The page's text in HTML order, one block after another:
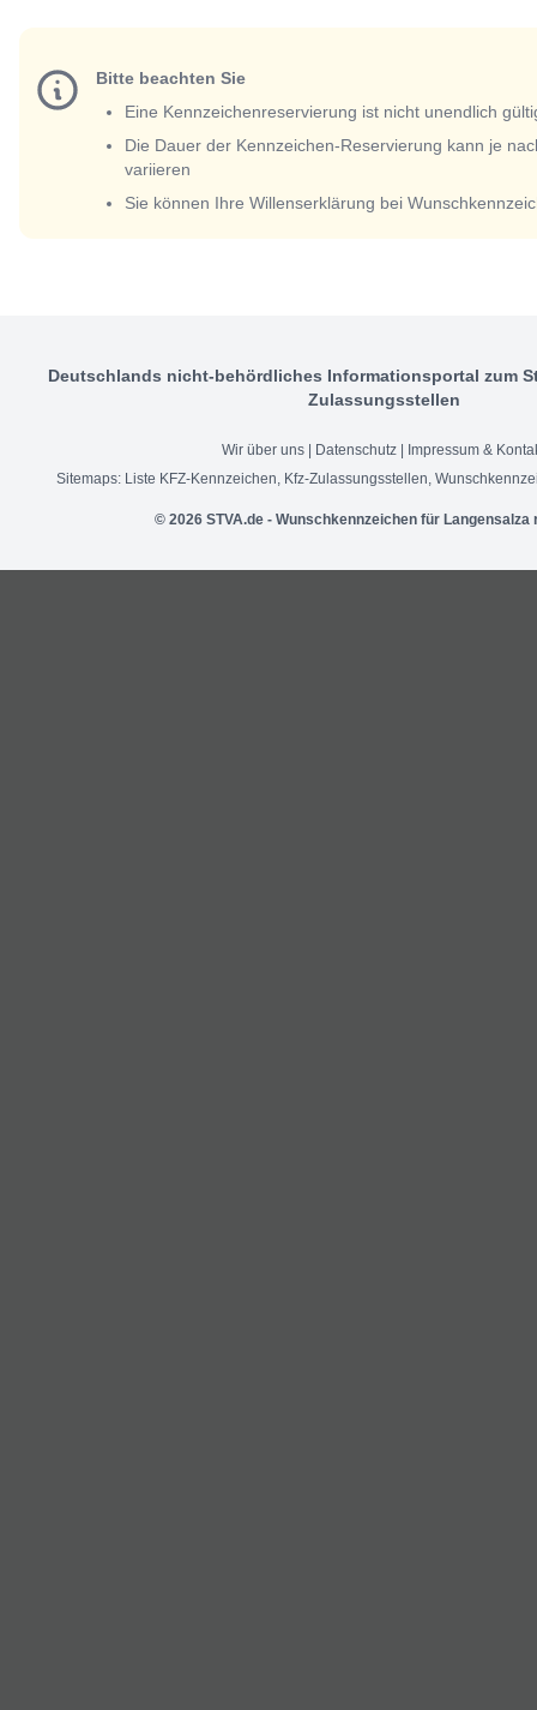
Bitte beachten Sie
Eine Kennzeichenreservierung ist nicht unendlich
Die Dauer der Kennzeichen-Reservierung kann je
variieren
Sie können Ihre Willenserklärung bei
Deutschlands nicht-behördliches Informationsportal zum
Zulassungsstellen
Wir über uns Datenschutz
Impressum &
Sitemaps: Liste KFZ-Kennzeichen, Kfz-Zulassungsstellen,
© 2026 STVA.de - Wunschkennzeichen für Langensalza